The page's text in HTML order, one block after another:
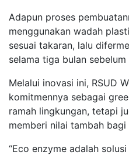
Adapun proses
menggunakan wadah
sesuai takaran, lalu
selama tiga bulan sebelum
Melalui inovasi ini, RSUD
komitmennya sebagai
ramah lingkungan, tetapi
memberi nilai tambah bagi
“Eco enzyme adalah